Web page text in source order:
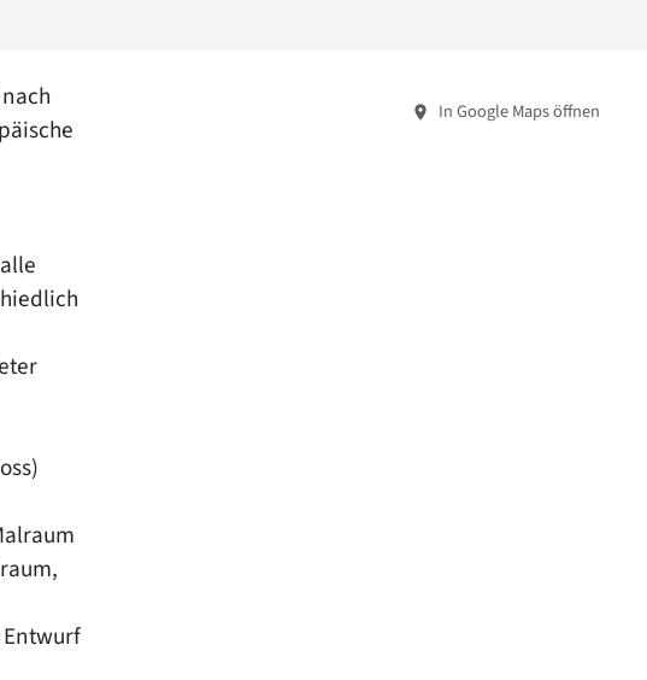
In Google Maps öffnen